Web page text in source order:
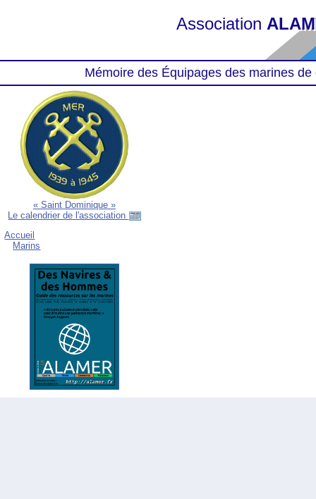
Association
Mémoire des Équipages des marines
« Saint Dominique »
Le calendrier de l'association
Accueil
Marins